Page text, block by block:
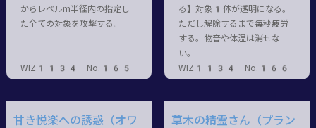
からレベルm半径内の指定し
た全ての対象を攻撃する。
WIZ1134 No.165
る】対象1体が透明になる。
ただし解除するまで毎秒疲労
する。物音や体温は消せな
い。
WIZ1134 No.166
甘き悦楽への誘惑（オワ
草木の精霊さん（プラン